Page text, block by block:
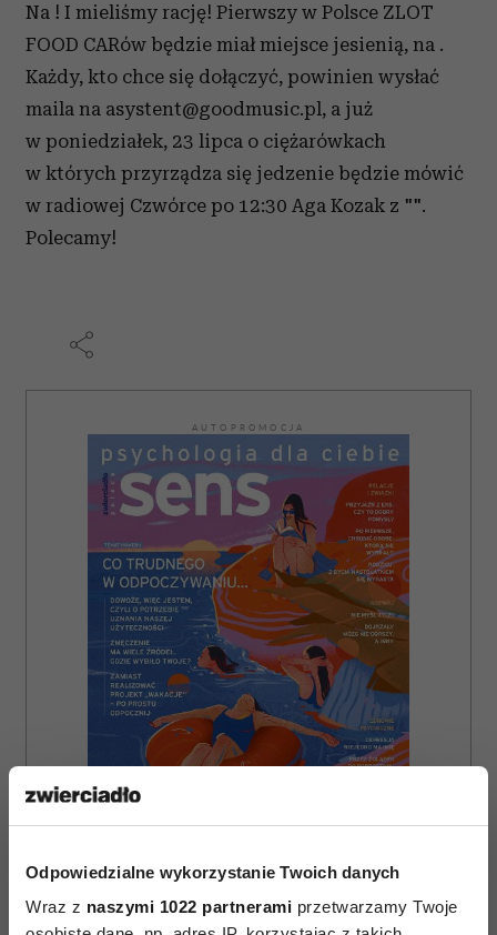
Odpowiedzialne wykorzystanie Twoich danych
Wraz z naszymi 1022 partnerami przetwarzamy Twoje
Na ! I mieliśmy rację! Pierwszy w Polsce ZLOT
FOOD CARów będzie miał miejsce jesienią, na .
Każdy, kto chce się dołączyć, powinien wysłać
maila na asystent@goodmusic.pl, a już
w poniedziałek, 23 lipca o ciężarówkach
w których przyrządza się jedzenie będzie mówić
w radiowej Czwórce po 12:30 Aga Kozak z "".
Polecamy!
AUTOPROMOCJA
ZAMÓW
WYDANIE DRUKOWANE